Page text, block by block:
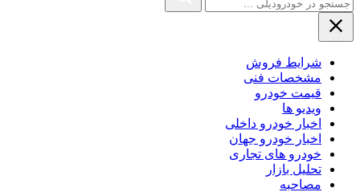
شرایط فروش
مشخصات فنی
قیمت خودرو
ویدیو ها
اخبار خودرو داخلی
اخبار خودرو جهان
خودرو های تجاری
تحلیل بازار
مصاحبه